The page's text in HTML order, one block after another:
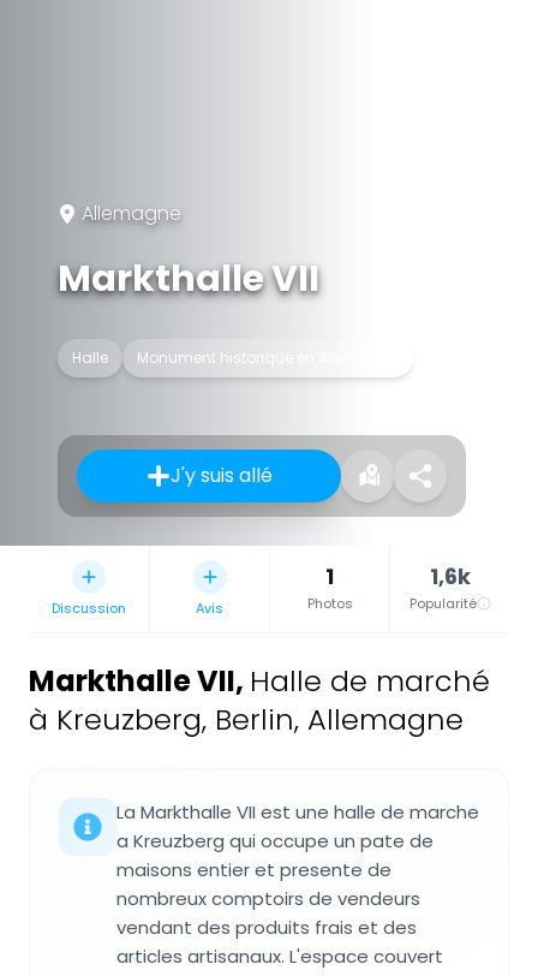
Allemagne
Markthalle VII
Halle Monument historique en Allemagne
J'y suis allé
Discussion Avis
1
Photos
1,6k
Popularité
Markthalle VII, Halle de marché
à Kreuzberg, Berlin, Allemagne
La Markthalle VII est une halle de marche
a Kreuzberg qui occupe un pate de
maisons entier et presente de
nombreux comptoirs de vendeurs
vendant des produits frais et des
articles artisanaux. L'espace couvert